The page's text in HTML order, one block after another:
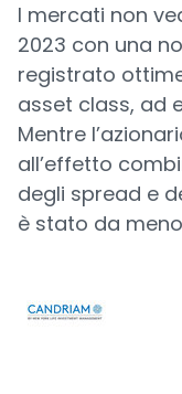
I mercati non
2023 con una
registrato
asset class, ad
Mentre
all’effetto
degli spread e
è stato da